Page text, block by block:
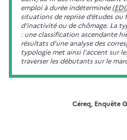
emploi à durée indéterminée (EDI
situations de reprise d’études
d’inactivité ou de chômage. La
: une classification ascendante
résultats d’une analyse des
typologie met ainsi l’accent sur
traverser les débutants sur le
Céreq, Enquête